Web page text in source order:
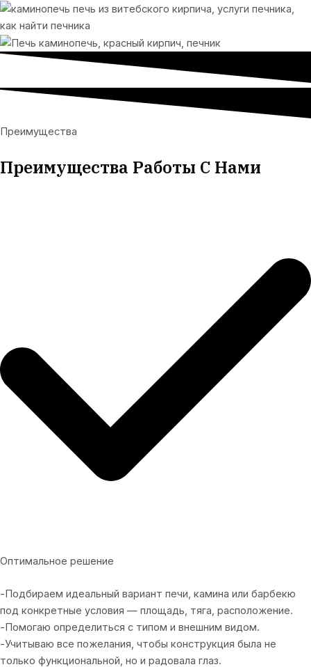
Преимущества
Преимущества Работы С Нами
Оптимальное решение
-Подбираем идеальный вариант печи, камина или барбекю
под конкретные условия — площадь, тяга, расположение.
-Помогаю определиться с типом и внешним видом.
-Учитываю все пожелания, чтобы конструкция была не
только функциональной, но и радовала глаз.